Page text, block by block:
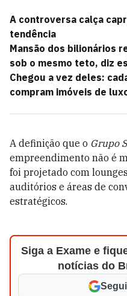
A controversa calça
tendência
Mansão dos bilionários
sob o mesmo teto, diz
Chegou a vez deles:
compram imóveis de
A definição que o Grupo
empreendimento não é
foi projetado com
auditórios e áreas de
estratégicos.
Siga a Exame e
notícias do